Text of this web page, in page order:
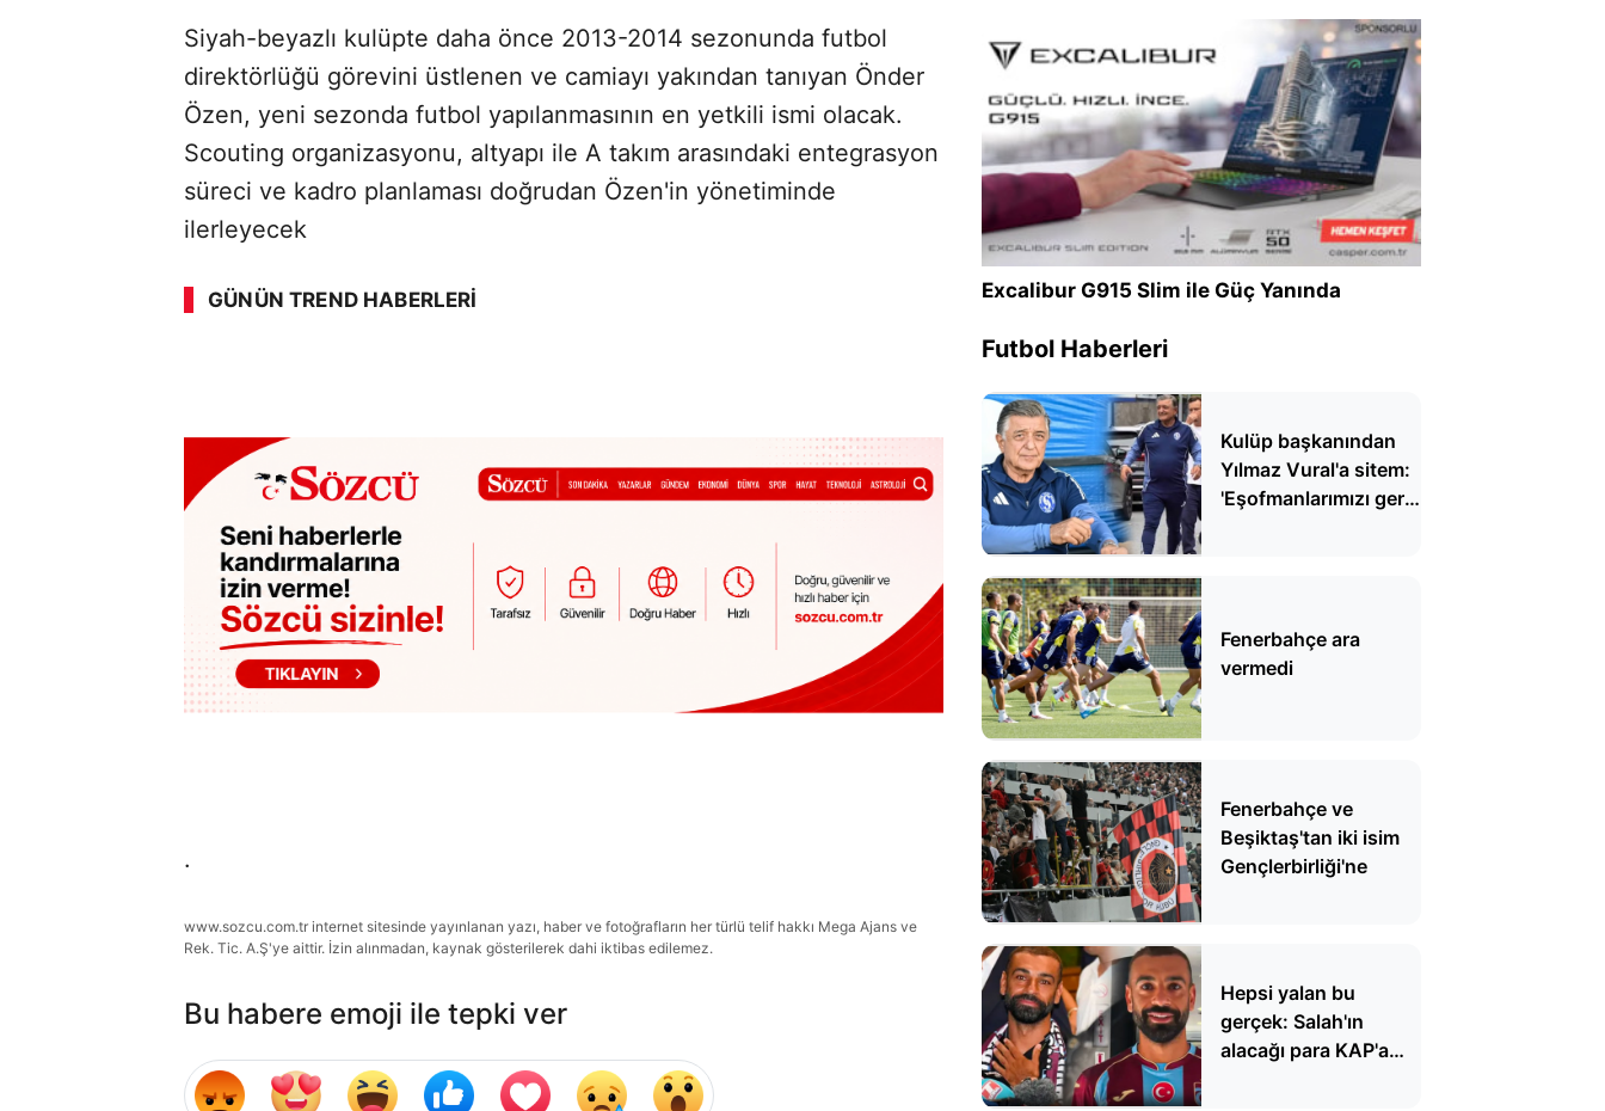
Siyah-beyazlı kulüpte daha önce 2013-2014 sezonunda futbol
direktörlüğü görevini üstlenen ve camiayı yakından tanıyan Önder
Özen, yeni sezonda futbol yapılanmasının en yetkili ismi olacak.
Scouting organizasyonu, altyapı ile A takım arasındaki entegrasyon
süreci ve kadro planlaması doğrudan Özen'in yönetiminde
ilerleyecek
GÜNÜN TREND HABERLERI
.
www.sozcu.com.tr internet sitesinde yayınlanan yazı, haber ve fotoğrafların her türlü telif hakkı Mega Ajans ve
Rek. Tic. A.Ş'ye aittir. İzin alınmadan, kaynak gösterilerek dahi iktibas edilemez.
Bu habere emoji ile tepki ver
Excalibur G915 Slim ile Güç Yanında
Futbol Haberleri
Kulüp başkanından
Yılmaz Vural'a sitem:
'Eşofmanlarımızı geri
Fenerbahçe ara
vermedi
Fenerbahçe ve
Beşiktaş'tan iki isim
Gençlerbirliği'ne
Hepsi yalan bu
gerçek: Salah'ın
alacağı para KAP'a